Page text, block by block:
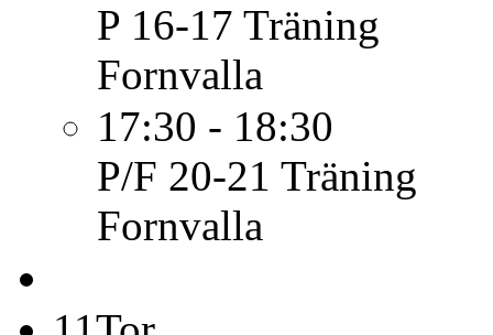
P 16-17 Träning
Fornvalla
17:30 - 18:30
P/F 20-21 Träning
Fornvalla